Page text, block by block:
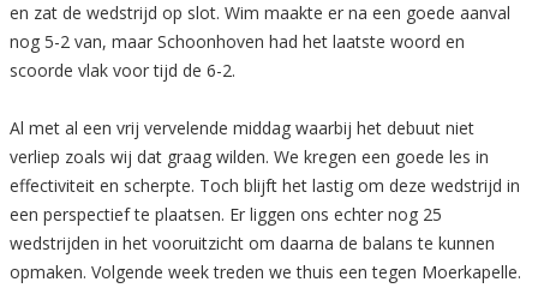
en zat de wedstrijd op slot. Wim maakte er na een goede aanval
nog 5-2 van, maar Schoonhoven had het laatste woord en
scoorde vlak voor tijd de 6-2.
Al met al een vrij vervelende middag waarbij het debuut niet
verliep zoals wij dat graag wilden. We kregen een goede les in
effectiviteit en scherpte. Toch blijft het lastig om deze wedstrijd in
een perspectief te plaatsen. Er liggen ons echter nog 25
wedstrijden in het vooruitzicht om daarna de balans te kunnen
opmaken. Volgende week treden we thuis een tegen Moerkapelle.